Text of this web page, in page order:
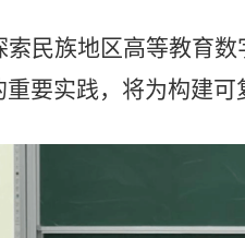
民族地区高等教育
要实践，将为构建可